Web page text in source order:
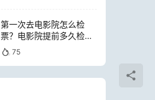
第一次去电影院怎么检
票？电影院提前多久检票
进场75